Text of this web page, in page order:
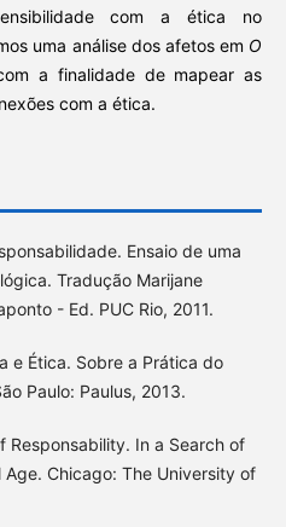
com a ética no
uma análise dos afetos em O
a finalidade de mapear as
com a ética.
Ensaio de uma
Tradução Marijane
- Ed. PUC Rio, 2011.
e Ética. Sobre a Prática do
Paulo: Paulus, 2013.
of Responsability. In a Search of
Chicago: The University of